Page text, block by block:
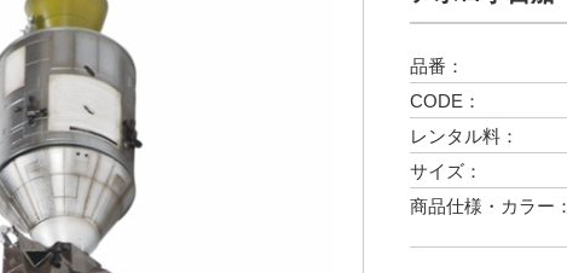
品番：
CODE：
レンタル料：
サイズ：
商品仕様・カラー：